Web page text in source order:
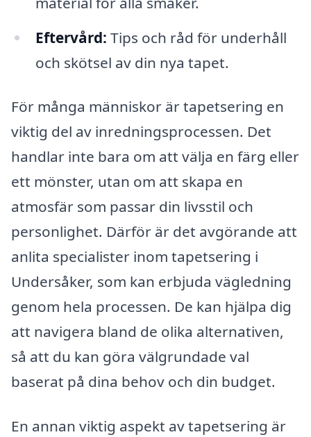
Eftervård: Tips och råd för underhåll
och skötsel av din nya tapet.
För många människor är tapetsering en
viktig del av inredningsprocessen. Det
handlar inte bara om att välja en färg eller
ett mönster, utan om att skapa en
atmosfär som passar din livsstil och
personlighet. Därför är det avgörande att
anlita specialister inom tapetsering i
Undersåker, som kan erbjuda vägledning
genom hela processen. De kan hjälpa dig
att navigera bland de olika alternativen,
så att du kan göra välgrundade val
baserat på dina behov och din budget.
En annan viktig aspekt av tapetsering är